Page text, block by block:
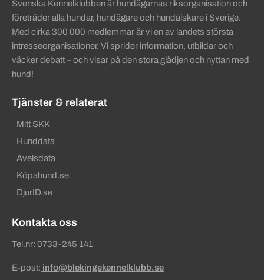
Svenska Kennelklubben är hundägarnas riksorganisation och
företräder alla hundar, hundägare och hundälskare i Sverige.
Med cirka 300 000 medlemmar är vi en av landets största
intresseorganisationer. Vi sprider information, utbildar och
väcker debatt – och visar på den stora glädjen och nyttan med
hund!
Tjänster & relaterat
Mitt SKK
Hunddata
Avelsdata
Köpahund.se
DjurID.se
Kontakta oss
Tel.nr: 0733-245 141
E-post: info@blekingekennelklubb.se